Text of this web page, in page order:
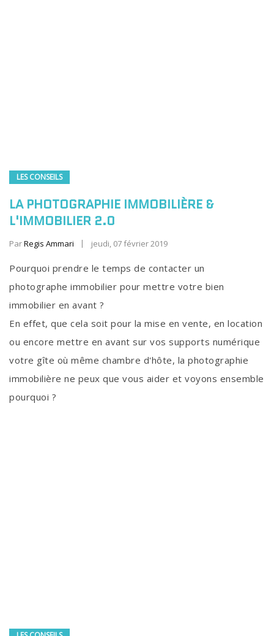
LES CONSEILS
LA PHOTOGRAPHIE IMMOBILIÈRE &
L'IMMOBILIER 2.0
ParRegis Ammari jeudi, 07 février 2019
Pourquoi prendre le temps de contacter un
photographe immobilier pour mettre votre bien
immobilier en avant ?
En effet, que cela soit pour la mise en vente, en location
ou encore mettre en avant sur vos supports numérique
votre gîte où même chambre d'hôte, la photographie
immobilière ne peux que vous aider et voyons ensemble
pourquoi ?